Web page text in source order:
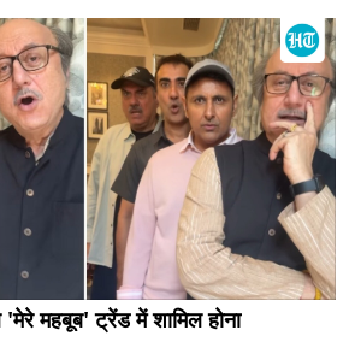
महबूब' ट्रेंड में शामिल होना